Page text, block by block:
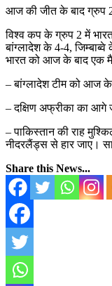
आज की जीत के बाद ग्रुप
विश्व कप के ग्रुप 2 में
बांग्लादेश के 4-4,
भारत को आज के बाद एक
– बांग्लादेश टीम को आज
– दक्षिण अफ्रीका का
– पाकिस्तान की राह
नीदरलैंड्स से हार जाए।
Share this News...